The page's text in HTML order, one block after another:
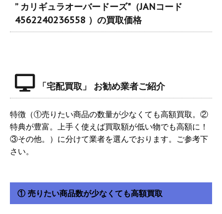
” カリギュラオーバードーズ"（JANコード
4562240236558 ）の買取価格
「宅配買取」 お勧め業者ご紹介
特徴（①売りたい商品の数量が少なくても高額買取。②
特典が豊富。上手く使えば買取額が低い物でも高額に！
③その他。）に分けて業者を選んでおります。ご参考下
さい。
① 売りたい商品数が少なくても高額買取